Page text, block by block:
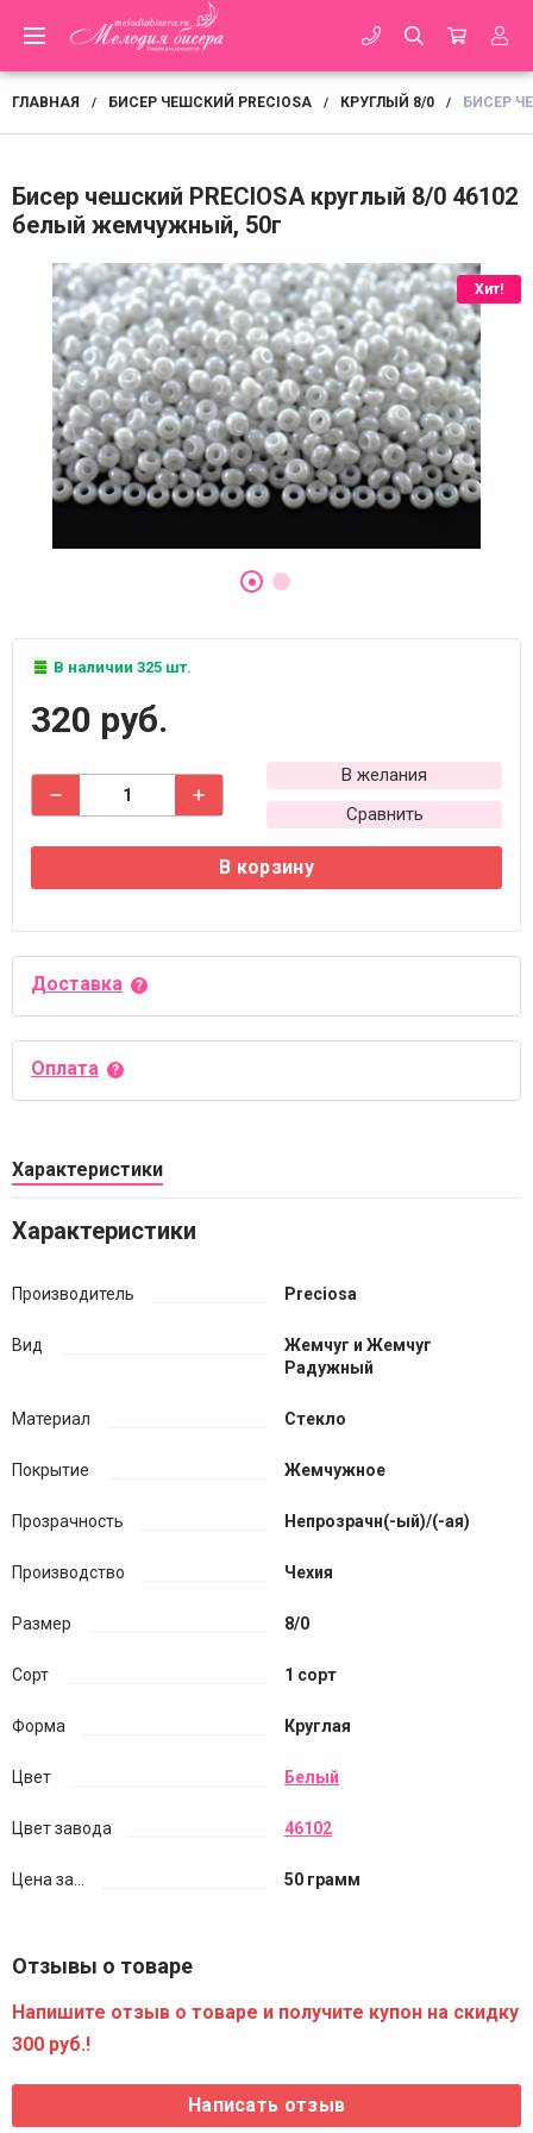
ГЛАВНАЯ / БИСЕР ЧЕШСКИЙ PRECIOSA / КРУГЛЫЙ 8/0 / БИСЕР
Бисер чешский PRECIOSA круглый 8/0 46102
белый жемчужный, 50г
Хит!
В наличии 325 шт.
320 руб.
В желания
Сравнить
В корзину
Доставка
Оплата
Характеристики
Характеристики
Производитель Preciosa
Вид
Жемчуг и Жемчуг
Радужный
Материал Стекло
Покрытие Жемчужное
Прозрачность Непрозрачн(-ый)/(-ая)
Производство Чехия
Размер 8/0
Сорт 1 сорт
Форма Круглая
Цвет Белый
Цвет завода 46102
Цена за... 50 грамм
Отзывы о товаре
Напишите отзыв о товаре и получите купон на скидку
300 руб.!